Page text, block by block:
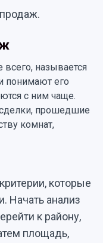
называется
понимают его
с ним чаще.
прошедшие
комнат,
которые
Начать анализ
к району,
площадь,